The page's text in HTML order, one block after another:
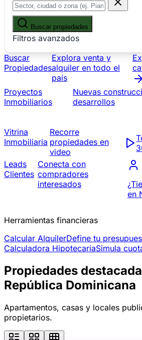
Buscar propiedades
Filtros avanzados
Buscar
Propiedades
Explora venta y
alquiler en todo el
país
Proyectos
Inmobiliarios
Nuevas
desarrollos
Vitrina
Inmobiliaria
Recorre
propiedades en
video
Leads
Clientes
Conecta con
compradores
interesados
en
Herramientas financieras
Calcular AlquilerDefine tu
Calculadora HipotecariaSimula
Propiedades
República Dominicana
Apartamentos, casas y locales
propietarios.